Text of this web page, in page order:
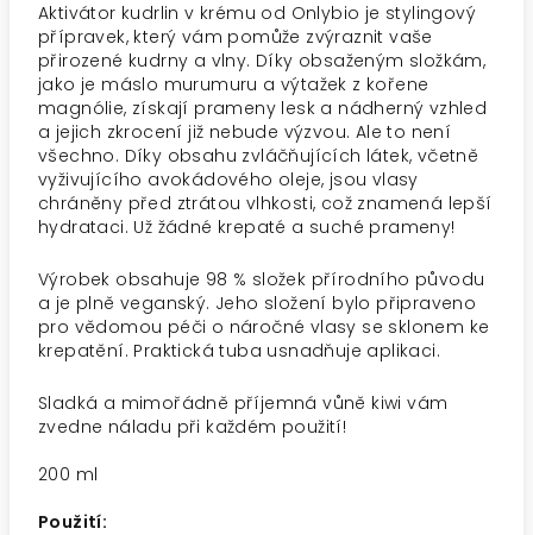
Aktivátor kudrlin v krému od Onlybio je stylingový
přípravek, který vám pomůže zvýraznit vaše
přirozené kudrny a vlny. Díky obsaženým složkám,
jako je máslo murumuru a výtažek z kořene
magnólie, získají prameny lesk a nádherný vzhled
a jejich zkrocení již nebude výzvou. Ale to není
všechno. Díky obsahu zvláčňujících látek, včetně
vyživujícího avokádového oleje, jsou vlasy
chráněny před ztrátou vlhkosti, což znamená lepší
hydrataci. Už žádné krepaté a suché prameny!
Výrobek obsahuje 98 % složek přírodního původu
a je plně veganský. Jeho složení bylo připraveno
pro vědomou péči o náročné vlasy se sklonem ke
krepatění. Praktická tuba usnadňuje aplikaci.
Sladká a mimořádně příjemná vůně kiwi vám
zvedne náladu při každém použití!
200 ml
Použití: